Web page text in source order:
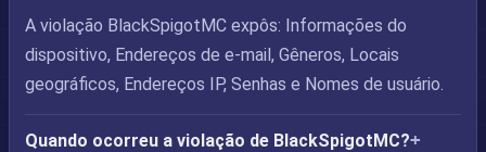
A violação BlackSpigotMC expôs: Informações do
dispositivo, Endereços de e-mail, Gêneros, Locais
geográficos, Endereços IP, Senhas e Nomes de usuário.
Quando ocorreu a violação de BlackSpigotMC?